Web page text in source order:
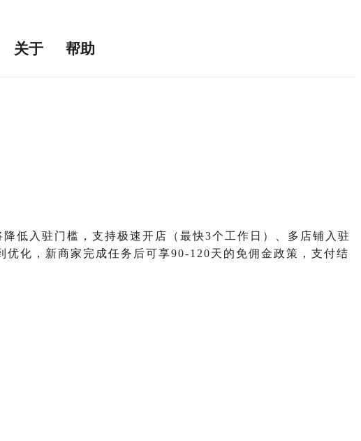
关于 帮助
低入驻门槛，支持极速开店（最快3个工作日）、多店铺入驻
化，新商家完成任务后可享90-120天的免佣金政策，支付结